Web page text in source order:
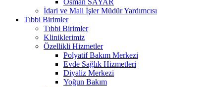
İdari ve Mali İşler Müdür Yardımcısı
Tıbbi Birimler
Tıbbi Birimler
Kliniklerimiz
Özellikli Hizmetler
Polyatif Bakım Merkezi
Evde Sağlık Hizmetleri
Diyaliz Merkezi
Yoğun Bakım